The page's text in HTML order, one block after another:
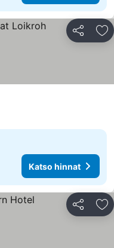
Jaa
Katso hinnat
Jaa